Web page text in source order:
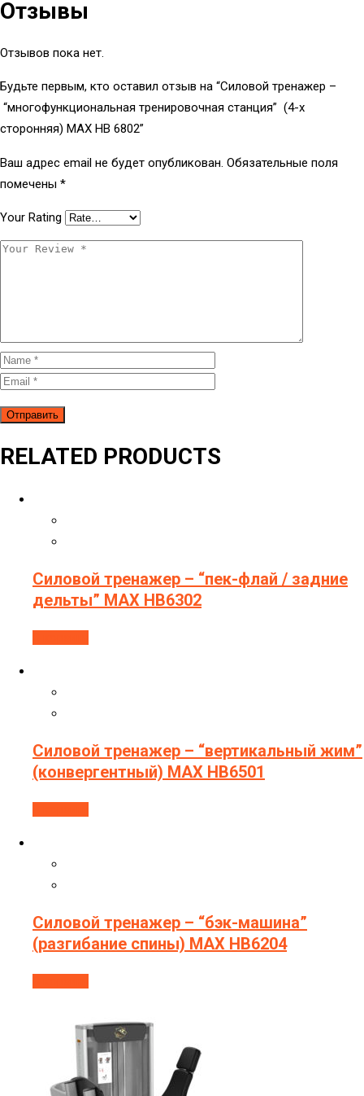
Отзывы
Отзывов пока нет.
Будьте первым, кто оставил отзыв на “Силовой тренажер –
“многофункциональная тренировочная станция” (4-х
сторонняя) МAX HB 6802”
Ваш адрес email не будет опубликован. Обязательные поля
помечены *
Your Rating
RELATED PRODUCTS
Силовой тренажер – “пек-флай / задние
дельты” МAX HB6302
Силовой тренажер – “вертикальный жим”
(конвергентный) МAX HB6501
Силовой тренажер – “бэк-машина”
(разгибание спины) МAX HB6204